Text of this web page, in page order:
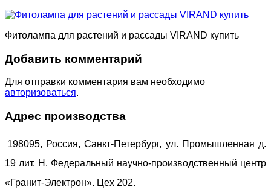
Фитолампа для растений и рассады VIRAND купить
Добавить комментарий
Для отправки комментария вам необходимо
авторизоваться.
Адрес производства
198095, Россия, Санкт-Петербург, ул. Промышленная д.
19 лит. Н. Федеральный научно-производственный центр
«Гранит-Электрон». Цех 202.